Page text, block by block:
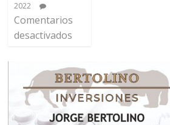
2022
Comentarios
desactivados